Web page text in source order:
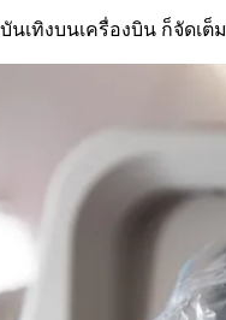
เทิงบนเครื่องบิน ก็จัดเต็ม